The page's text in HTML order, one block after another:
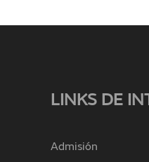
LINKS DE
Admisión